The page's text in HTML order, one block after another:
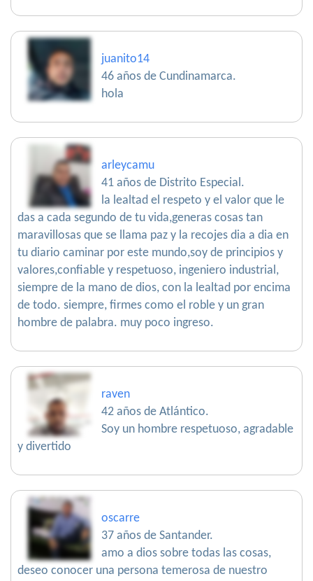
juanito14
46 años de Cundinamarca.
hola
arleycamu
41 años de Distrito Especial.
la lealtad el respeto y el valor que le
das a cada segundo de tu vida,generas cosas tan
maravillosas que se llama paz y la recojes dia a dia en
tu diario caminar por este mundo,soy de principios y
valores,confiable y respetuoso, ingeniero industrial,
siempre de la mano de dios, con la lealtad por encima
de todo. siempre, firmes como el roble y un gran
hombre de palabra. muy poco ingreso.
raven
42 años de Atlántico.
Soy un hombre respetuoso, agradable
y divertido
oscarre
37 años de Santander.
amo a dios sobre todas las cosas,
deseo conocer una persona temerosa de nuestro